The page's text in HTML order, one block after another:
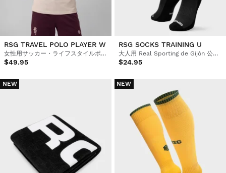
RSG TRAVEL POLO PLAYER W
女性用サッカー・ライフスタイルポロシャツ
$49.95
RSG SOCKS TRAINING U
大人用 Real Sporting de Gijón 公式サッカーソックス
$24.95
NEW NEW